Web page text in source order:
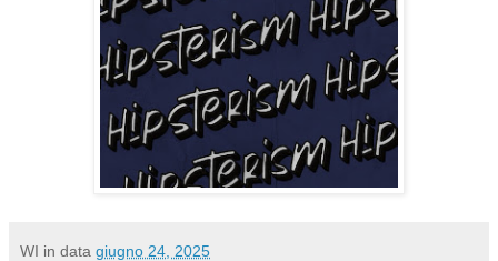
WI in data giugno 24, 2025